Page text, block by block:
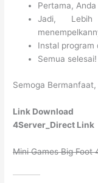
Pertama,
Jadi,
Instal program
Semua
Semoga Bermanfaat,
Link Download
4Server_Direct Link
Mini Games Big Foot